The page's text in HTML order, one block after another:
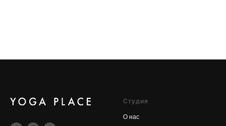
Cтудия
О нас